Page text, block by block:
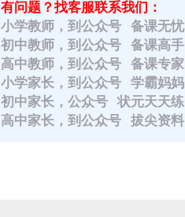
有问题？找客服联系我们：
小学教师，到公众号 备课无忧
初中教师，到公众号 备课高手
高中教师，到公众号 备课专家
小学家长，到公众号 学霸妈妈
初中家长，公众号 状元天天练
高中家长，到公众号 拔尖资料